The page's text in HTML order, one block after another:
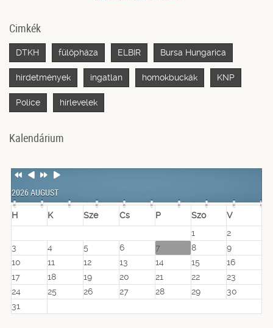
Cimkék
DTKH fülöpháza ELBIR Bursa Hungarica
hirdetmények ingatlan homokbuckák KNP
Police hírlevelek
Kalendárium
Previous
Previous
NextNext
2026 AUGUST
H K Sze Cs P Szo
V
1
2
3
4 5 6 7 8
9
10
11 12 13 14 15
16
17
18 19 20 21 22
23
24
25 26 27 28 29
30
31